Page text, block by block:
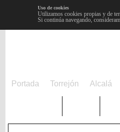
Uso de cookies
Utilizamos cookies propias y de
Si continúa navegando,
Portada Torrejón Alcalá